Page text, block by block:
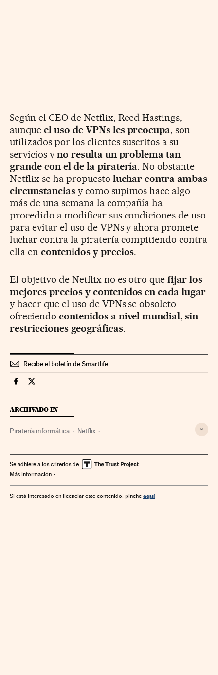
Según el CEO de Netflix, Reed Hastings,
aunque el uso de VPNs les preocupa, son
utilizados por los clientes suscritos a su
servicios y no resulta un problema tan
grande con el de la piratería. No obstante
Netflix se ha propuesto luchar contra ambas
circunstanciasy como supimos hace algo
más de una semana la compañía ha
procedido a modificar sus condiciones de uso
para evitar el uso de VPNs y ahora promete
luchar contra la piratería compitiendo contra
ella en contenidos y precios.
El objetivo de Netflix no es otro que fijar los
mejores precios y contenidos en cada lugar
y hacer que el uso de VPNs se obsoleto
ofreciendo contenidos a nivel mundial, sin
restricciones geográficas.
Recibe el boletín de Smartlife
Smartlife Cinco Días en Facebook
Smartlife Cinco Días en Twitter
ARCHIVADO EN
Piratería informática Netflix
Empresas Delitos Economía Justicia
Plataformas digitales
Medios comunicación Telecomunicaciones
Se adhiere a los criterios de
Más información
Si está interesado en licenciar este contenido, pinche aquí